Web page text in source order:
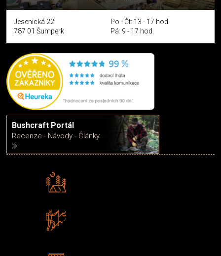
Jesenická 22
787 01 Šumperk
Po - Čt: 13 - 17 hod.
Pá: 9 - 17 hod.
Bushcraft Portál
Recenze - Návody - Články